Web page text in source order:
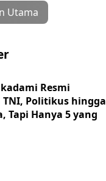
Utama
Resmi
TNI, Politikus hingga
Tapi Hanya 5 yang